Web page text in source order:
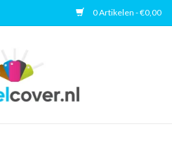
0 Artikelen - €0,00